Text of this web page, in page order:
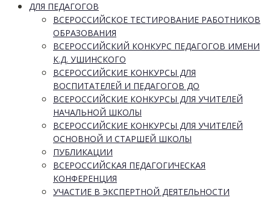
ДЛЯ ПЕДАГОГОВ
ВСЕРОССИЙСКОЕ ТЕСТИРОВАНИЕ РАБОТНИКОВ
ОБРАЗОВАНИЯ
ВСЕРОССИЙСКИЙ КОНКУРС ПЕДАГОГОВ ИМЕНИ
К.Д. УШИНСКОГО
ВСЕРОССИЙСКИЕ КОНКУРСЫ ДЛЯ
ВОСПИТАТЕЛЕЙ И ПЕДАГОГОВ ДО
ВСЕРОССИЙСКИЕ КОНКУРСЫ ДЛЯ УЧИТЕЛЕЙ
НАЧАЛЬНОЙ ШКОЛЫ
ВСЕРОССИЙСКИЕ КОНКУРСЫ ДЛЯ УЧИТЕЛЕЙ
ОСНОВНОЙ И СТАРШЕЙ ШКОЛЫ
ПУБЛИКАЦИИ
ВСЕРОССИЙСКАЯ ПЕДАГОГИЧЕСКАЯ
КОНФЕРЕНЦИЯ
УЧАСТИЕ В ЭКСПЕРТНОЙ ДЕЯТЕЛЬНОСТИ